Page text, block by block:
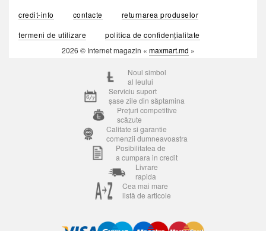
credit-info
contacte
returnarea produselor
termeni de utilizare
politica de confidențialitate
2026 © Internet magazin « maxmart.md »
Noul simbol
al leului
Serviciu suport
șase zile din săptamina
Prețuri competitive
scăzute
Calitate si garantie
comenzii dumneavoastra
Posibilitatea de
a cumpara in credit
Livrare
rapida
Cea mai mare
listă de articole